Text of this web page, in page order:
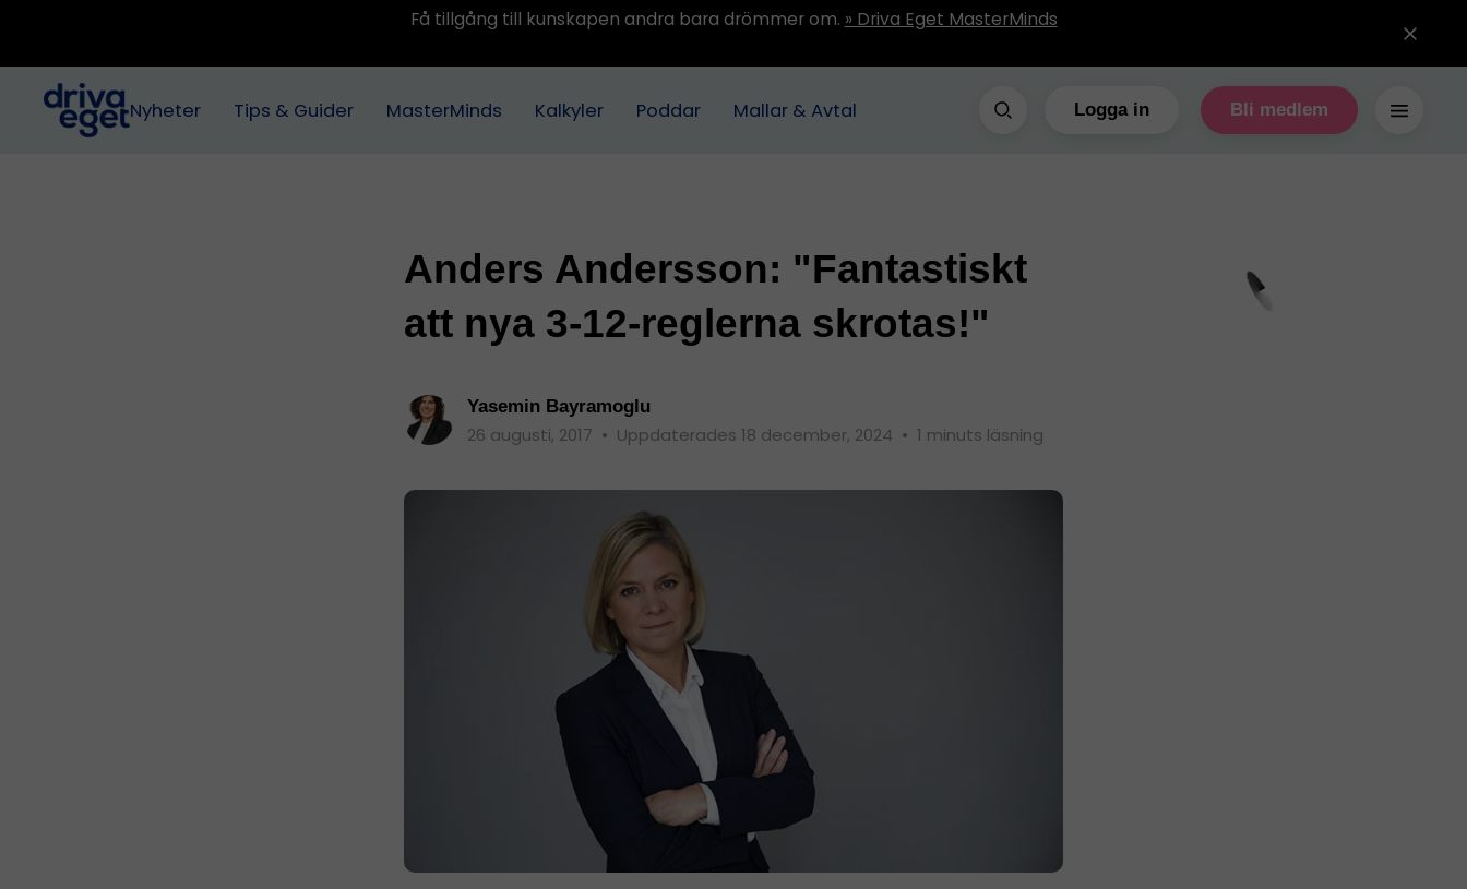
Få tillgång till kunskapen andra bara drömmer om. » Driva Eget MasterMinds
Nyheter Tips & Guider MasterMinds Kalkyler Poddar Mallar & Avtal Logga in Bli medlem
Anders Andersson: "Fantastiskt
att nya 3-12-reglerna skrotas!"
Yasemin Bayramoglu
26 augusti, 2017 • Uppdaterades 18 december, 2024 • 1 minuts läsning